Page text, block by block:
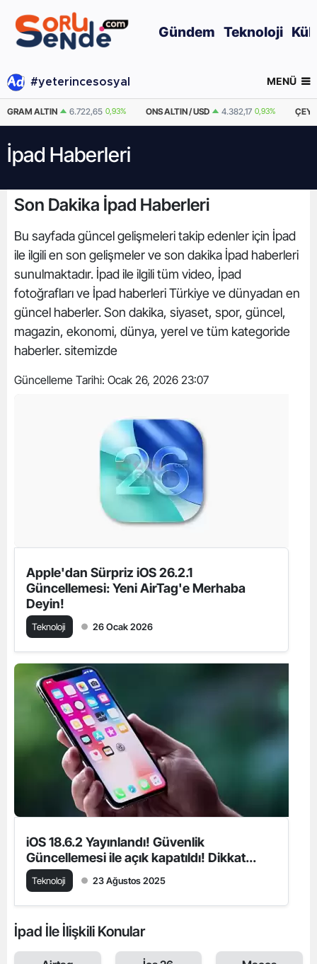
Gündem Teknoloji
#yeterincesosyal MENÜ
GRAM ALTIN 6.722,65 0,93% ONS ALTIN / USD 4.382,17 0,93%
İpad Haberleri
Son Dakika İpad Haberleri
Bu sayfada güncel gelişmeleri takip edenler için İpad
ile ilgili en son gelişmeler ve son dakika İpad haberleri
sunulmaktadır. İpad ile ilgili tüm video, İpad
fotoğrafları ve İpad haberleri Türkiye ve dünyadan en
güncel haberler. Son dakika, siyaset, spor, güncel,
magazin, ekonomi, dünya, yerel ve tüm kategoride
haberler. sitemizde
Güncelleme Tarihi: Ocak 26, 2026 23:07
Apple'dan Sürpriz iOS 26.2.1
Güncellemesi: Yeni AirTag'e Merhaba
Deyin!
Teknoloji 26 Ocak 2026
iOS 18.6.2 Yayınlandı! Güvenlik
Güncellemesi ile açık kapatıldı! Dikkat...
Teknoloji 23 Ağustos 2025
İpad İle İlişkili Konular